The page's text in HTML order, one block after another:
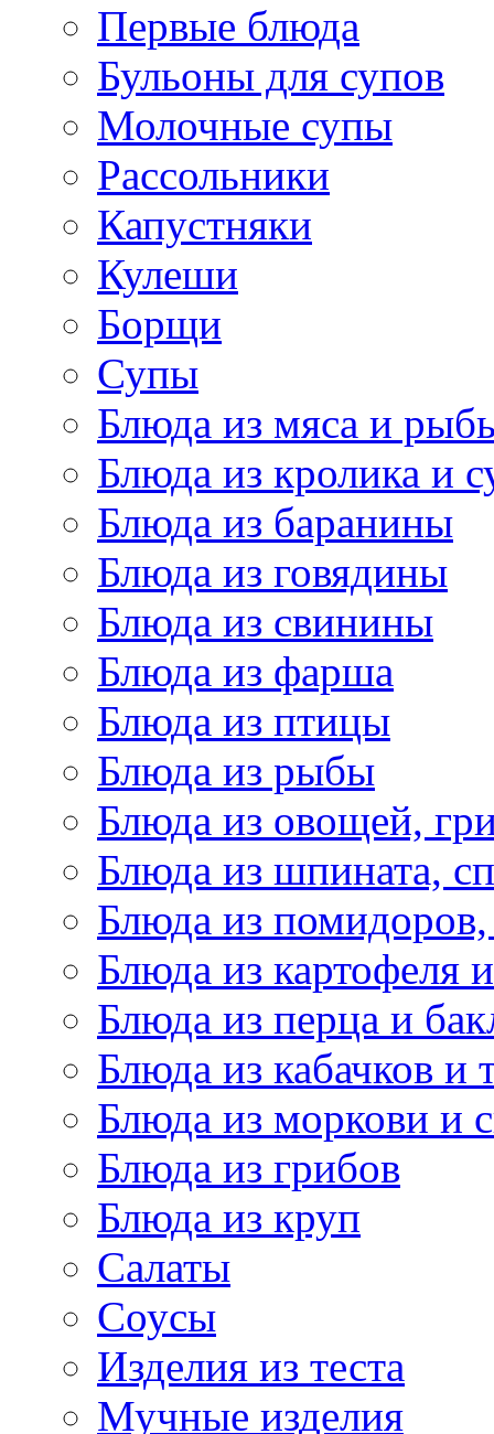
Первые блюда
Бульоны для супов
Молочные супы
Рассольники
Капустняки
Кулеши
Борщи
Супы
Блюда из мяса и
Блюда из кролика и
Блюда из баранины
Блюда из говядины
Блюда из свинины
Блюда из фарша
Блюда из птицы
Блюда из рыбы
Блюда из овощей,
Блюда из шпината,
Блюда из
Блюда из картофеля
Блюда из перца и
Блюда из кабачков и
Блюда из моркови и
Блюда из грибов
Блюда из круп
Салаты
Соусы
Изделия из теста
Мучные изделия